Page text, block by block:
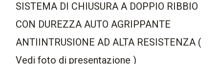
SISTEMA DI CHIUSURA A DOPPIO RIBBIO
CON DUREZZA AUTO AGRIPPANTE
ANTIINTRUSIONE AD ALTA RESISTENZA (
Vedi foto di presentazione )